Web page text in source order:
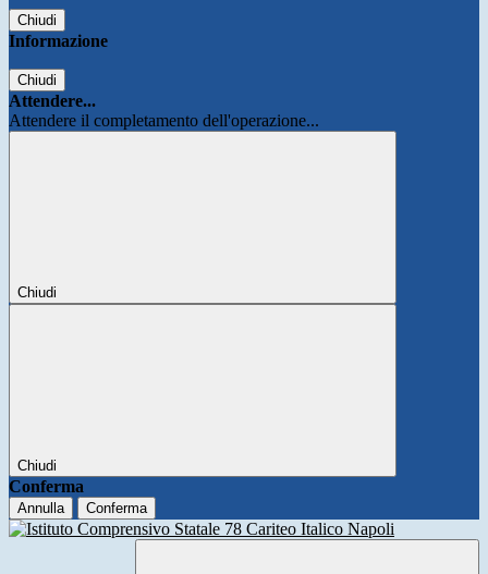
Chiudi
Informazione
Chiudi
Attendere...
Attendere il completamento dell'operazione...
Chiudi
Chiudi
Conferma
Annulla Conferma